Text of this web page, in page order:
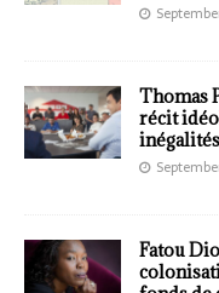
Thomas
récit
Fatou